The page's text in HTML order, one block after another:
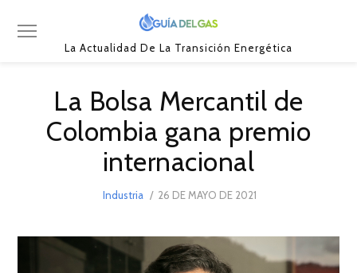
La Actualidad De La Transición Energética
La Bolsa Mercantil de
Colombia gana premio
internacional
Industria
POSTED
26 DE MAYO DE 2021
2021